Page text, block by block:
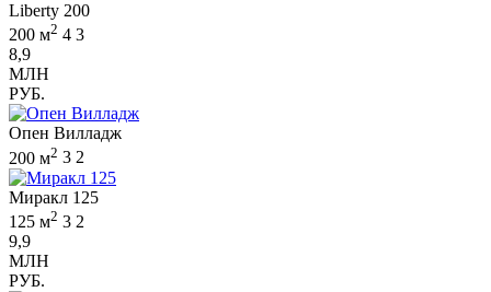
Liberty 200
200 м2 4 3
8,9
МЛН
РУБ.
Опен Вилладж
200 м2 3 2
Миракл 125
125 м2 3 2
9,9
МЛН
РУБ.